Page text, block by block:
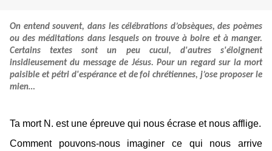
On entend souvent, dans les célébrations d’obsèques, des poèmes
ou des méditations dans lesquels on trouve à boire et à manger.
Certains textes sont un peu cucul, d'autres s'éloignent
insidieusement du message de Jésus. Pour un regard sur la mort
paisible et pétri d'espérance et de foi chrétiennes, j’ose proposer le
mien…
Ta mort N. est une épreuve qui nous écrase et nous afflige.
Comment pouvons-nous imaginer ce qui nous arrive